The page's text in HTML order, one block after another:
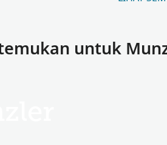
untuk